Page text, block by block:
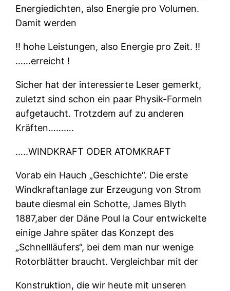
Energiedichten, also Energie pro Volumen.
Damit werden
‼ hohe Leistungen, also Energie pro Zeit. ‼
……erreicht !
Sicher hat der interessierte Leser gemerkt,
zuletzt sind schon ein paar Physik-Formeln
aufgetaucht. Trotzdem auf zu anderen
Kräften……….
…..WINDKRAFT ODER ATOMKRAFT
Vorab ein Hauch „Geschichte“. Die erste
Windkraftanlage zur Erzeugung von Strom
baute diesmal ein Schotte, James Blyth
1887,aber der Däne Poul la Cour entwickelte
einige Jahre später das Konzept des
„Schnellläufers“, bei dem man nur wenige
Rotorblätter braucht. Vergleichbar mit der
Konstruktion, die wir heute mit unseren